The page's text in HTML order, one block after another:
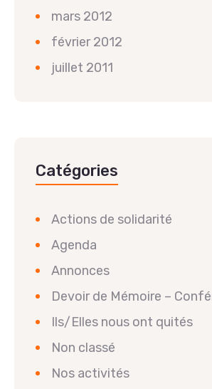
mars 2012
février 2012
juillet 2011
Catégories
Actions de solidarité
Agenda
Annonces
Devoir de Mémoire –
Ils/Elles nous ont quités
Non classé
Nos activités